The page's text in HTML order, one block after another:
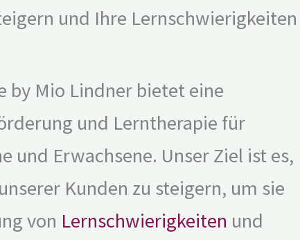
und Ihre Lernschwierigkeiten
by Mio Lindner bietet eine
und Lerntherapie für
und Erwachsene. Unser Ziel ist es,
Kunden zu steigern, um sie
von Lernschwierigkeiten und